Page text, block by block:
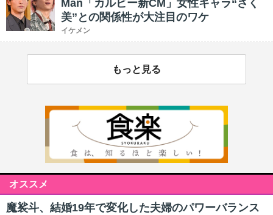
Man「カルビー新CM」女性キャラ“さく
美”との関係性が大注目のワケ
イケメン
もっと見る
オススメ
魔裟斗、結婚19年で変化した夫婦のパワーバランス